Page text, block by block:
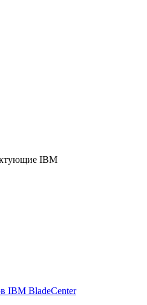
IBM
IBM BladeCenter